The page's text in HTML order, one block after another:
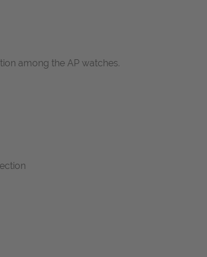
among the AP watches.